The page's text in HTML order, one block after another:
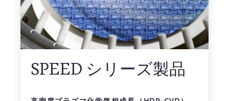
SPEED シリーズ製品